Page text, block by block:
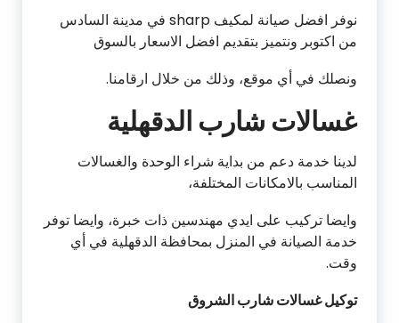
نوفر افضل صيانة لمكيف sharp في مدينة السادس
من اكتوبر ونتميز بتقديم افضل الاسعار بالسوق
ونصلك في أي موقع، وذلك من خلال ارقامنا.
غسالات شارب الدقهلية
لدينا خدمة دعم من بداية شراء الوحدة والغسالات
المناسب بالامكانات المختلفة،
وايضا تركيب على ايدي مهندسين ذات خبرة، وايضا توفر
خدمة الصيانة في المنزل بمحافظة الدقهلية في أي
وقت.
توكيل غسالات شارب الشروق